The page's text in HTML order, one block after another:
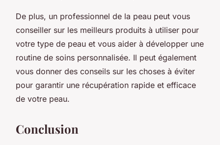
De plus, un professionnel de la peau peut vous
conseiller sur les meilleurs produits à utiliser pour
votre type de peau et vous aider à développer une
routine de soins personnalisée. Il peut également
vous donner des conseils sur les choses à éviter
pour garantir une récupération rapide et efficace
de votre peau.
Conclusion